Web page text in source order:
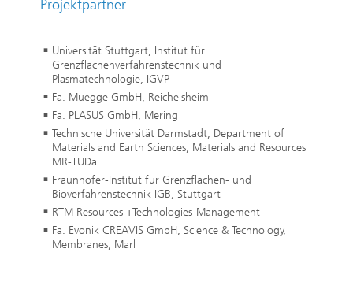
Projektpartner
Universität Stuttgart, Institut für
Grenzflächenverfahrenstechnik und
Plasmatechnologie, IGVP
Fa. Muegge GmbH, Reichelsheim
Fa. PLASUS GmbH, Mering
Technische Universität Darmstadt, Department of
Materials and Earth Sciences, Materials and Resources
MR-TUDa
Fraunhofer-Institut für Grenzflächen- und
Bioverfahrenstechnik IGB, Stuttgart
RTM Resources +Technologies-Management
Fa. Evonik CREAVIS GmbH, Science & Technology,
Membranes, Marl